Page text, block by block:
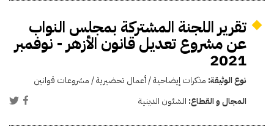
تقرير اللجنة المشتركة بمجلس النواب
عن مشروع تعديل قانون الأزهر - نوفمبر
2021
نوع الوثيقة: مذكرات إيضاحية / أعمال تحضيرية / مشروعات قوانين
المجال و القطاع: الشئون الدينية